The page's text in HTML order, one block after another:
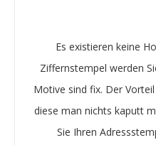
Es existieren keine
Ziffernstempel werden
Motive sind fix. Der
diese man nichts kaputt
Sie Ihren